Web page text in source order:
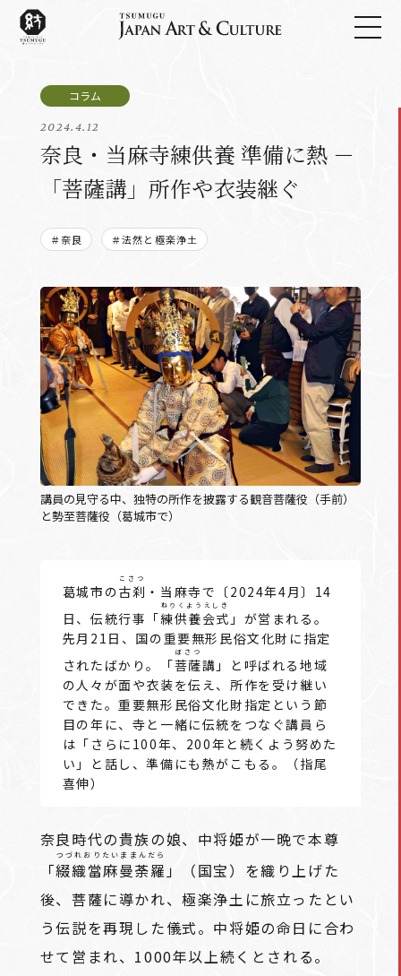
2024.4.12
奈良・当麻寺練供養 準備に熱 －
「菩薩講」所作や衣装継ぐ
＃奈良 ＃法然と極楽浄土
講員の見守る中、独特の所作を披露する観音菩薩役（手前）
と勢至菩薩役（葛城市で）
葛城市の古刹
こさつ
・当麻寺で〔2024年4月〕14
日、伝統行事「練供養会式
ねりくようえしき
」が営まれる。
先月21日、国の重要無形民俗文化財に指定
されたばかり。「菩薩
ぼさつ
講」と呼ばれる地域
の人々が面や衣装を伝え、所作を受け継い
できた。重要無形民俗文化財指定という節
目の年に、寺と一緒に伝統をつなぐ講員ら
は「さらに100年、200年と続くよう努めた
い」と話し、準備にも熱がこもる。（指尾
喜伸）
奈良時代の貴族の娘、中将姫が一晩で本尊
「綴織當麻曼荼羅
つづれおりたいままんだら
」（国宝）を織り上げた
後、菩薩に導かれ、極楽浄土に旅立ったとい
う伝説を再現した儀式。中将姫の命日に合わ
せて営まれ、1000年以上続くとされる。